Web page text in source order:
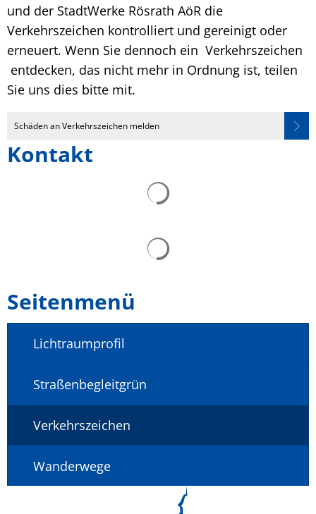
und der StadtWerke Rösrath AöR die
Verkehrszeichen kontrolliert und gereinigt oder
erneuert. Wenn Sie dennoch ein Verkehrszeichen
entdecken, das nicht mehr in Ordnung ist, teilen
Sie uns dies bitte mit.
Schäden an Verkehrszeichen melden
Kontakt
Seitenmenü
Lichtraumprofil
Straßenbegleitgrün
Verkehrszeichen
Wanderwege